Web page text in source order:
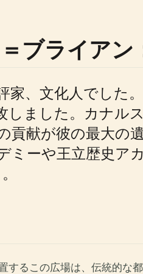
ブライア
、文化人でした
ました。カナル
献が彼の最大の
ーや王立歴史ア
るこの広場は、伝統的な